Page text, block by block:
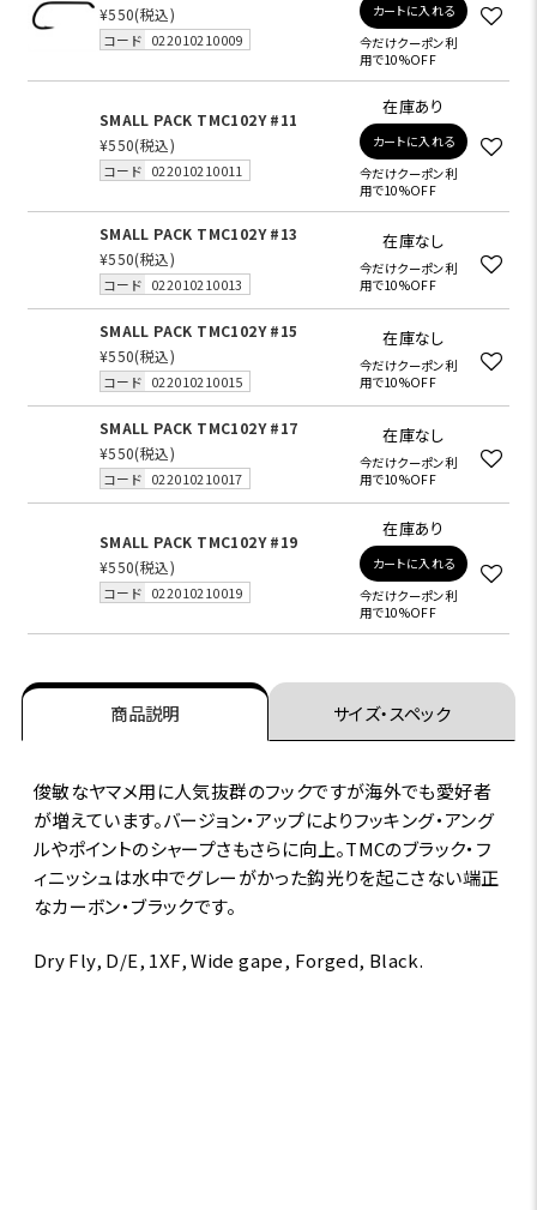
¥550(税込)
コード 022010210009
カートに入れる
今だけクーポン利
用で10%OFF
SMALL PACK TMC102Y #11
¥550(税込)
コード 022010210011
在庫あり
カートに入れる
今だけクーポン利
用で10%OFF
SMALL PACK TMC102Y #13
¥550(税込)
コード 022010210013
在庫なし
今だけクーポン利
用で10%OFF
SMALL PACK TMC102Y #15
¥550(税込)
コード 022010210015
在庫なし
今だけクーポン利
用で10%OFF
SMALL PACK TMC102Y #17
¥550(税込)
コード 022010210017
在庫なし
今だけクーポン利
用で10%OFF
SMALL PACK TMC102Y #19
¥550(税込)
コード 022010210019
在庫あり
カートに入れる
今だけクーポン利
用で10%OFF
商品説明 サイズ・スペック
俊敏なヤマメ用に人気抜群のフックですが海外でも愛好者
が増えています。バージョン・アップによりフッキング・アング
ルやポイントのシャープさもさらに向上。TMCのブラック・フ
ィニッシュは水中でグレーがかった鈎光りを起こさない端正
なカーボン・ブラックです。
Dry Fly, D/E, 1XF, Wide gape, Forged, Black.